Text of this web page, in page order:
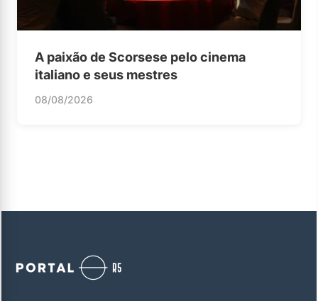
A paixão de Scorsese pelo cinema
italiano e seus mestres
08/08/2026